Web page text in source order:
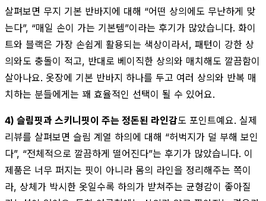
살펴보면 무지 기본 반바지에 대해 “어떤 상의에도 무난하게 맞
는다”, “매일 손이 가는 기본템”이라는 후기가 많았습니다. 화이
트와 블랙은 가장 손쉽게 활용되는 색상이라서, 패턴이 강한 상
의와도 충돌이 적고, 반대로 베이직한 상의와 매치해도 깔끔함이
살아나요. 옷장에 기본 반바지 하나를 두고 여러 상의와 반복 매
치하는 분들에게는 꽤 효율적인 선택이 될 수 있어요.
4) 슬림핏과 스키니핏이 주는 정돈된 라인감도 포인트예요. 실제
리뷰를 살펴보면 슬림 계열 하의에 대해 “허벅지가 덜 부해 보인
다”, “전체적으로 깔끔하게 떨어진다”는 후기가 많았습니다. 이
제품은 너무 퍼지는 핏이 아니라 몸의 라인을 정리해주는 쪽이
라, 상체가 박시한 옷일수록 하의가 받쳐주는 균형감이 좋아질